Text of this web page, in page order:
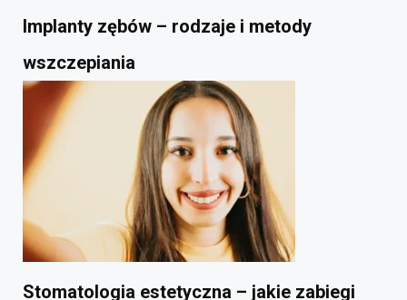
Implanty zębów – rodzaje i metody
wszczepiania
Stomatologia estetyczna – jakie zabiegi